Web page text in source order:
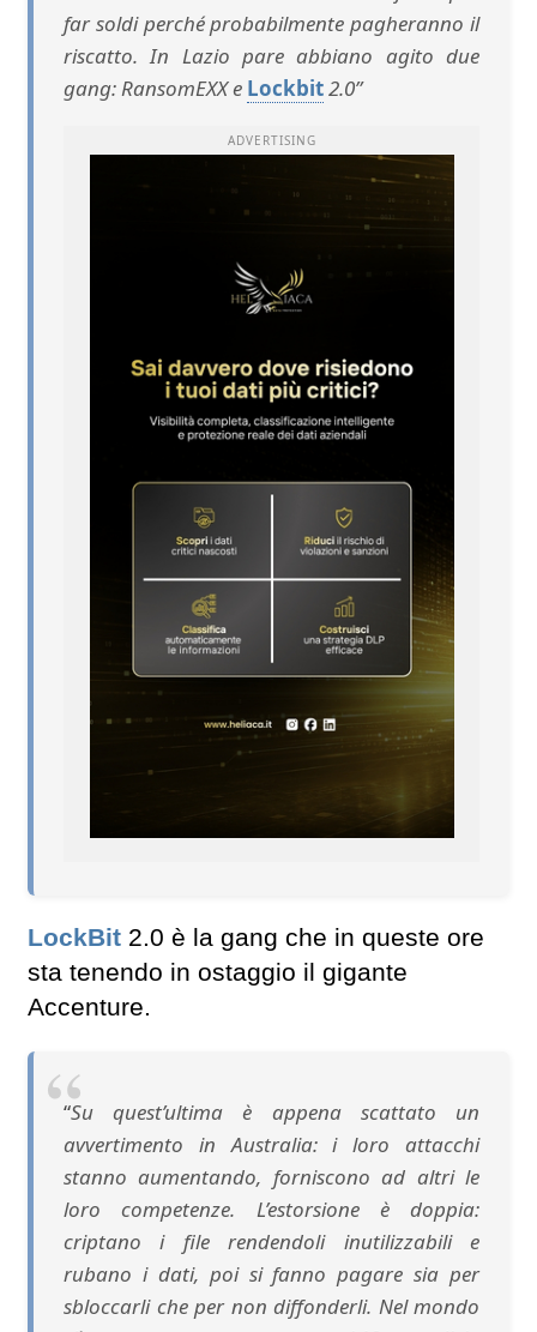
far soldi perché probabilmente pagheranno il
riscatto. In Lazio pare abbiano agito due
gang: RansomEXX e Lockbit2.0”
ADVERTISING
LockBit 2.0 è la gang che in queste ore
sta tenendo in ostaggio il gigante
Accenture.
“Su quest’ultima è appena scattato un
avvertimento in Australia: i loro attacchi
stanno aumentando, forniscono ad altri le
loro competenze. L’estorsione è doppia:
criptano i file rendendoli inutilizzabili e
rubano i dati, poi si fanno pagare sia per
sbloccarli che per non diffonderli. Nel mondo